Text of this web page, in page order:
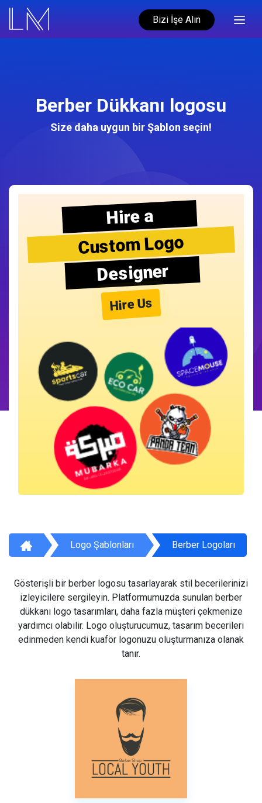
Bizi İşe Alın
Berber Dükkanı logosu
Size daha uygun bir Şablon seçin!
Hire a
Custom Logo
Designer
Hire Us
Logo Şablonları Berber Logoları
Gösterişli bir berber logosu tasarlayarak stil becerilerinizi
izleyicilere sergileyin. Platformumuzda sunulan berber
dükkanı logo tasarımları, daha fazla müşteri çekmenize
yardımcı olabilir. Logo oluşturucumuz, tasarım becerileri
edinmeden kendi kuaför logonuzu oluşturmanıza olanak
tanır.